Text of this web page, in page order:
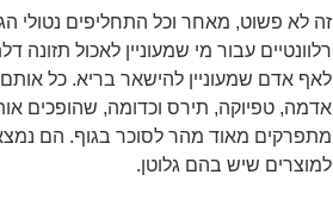
זה לא פשוט, מאחר וכל התחליפים נטולי
רלוונטיים עבור מי שמעוניין לאכול
לאף אדם שמעוניין להישאר בריא. כל
אדמה, טפיוקה, תירס וכדומה, שהופכים
מתפרקים מאוד מהר לסוכר בגוף. הם
למוצרים שיש בהם גלוטן.